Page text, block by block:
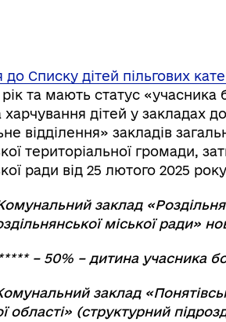
Списку дітей пільгових
та мають статус «учасника
харчування дітей у закладах
відділення» закладів
територіальної громади,
ради від 25 лютого 2025
заклад
міської ради»
– 50% – дитина учасника
заклад
області» (структурний